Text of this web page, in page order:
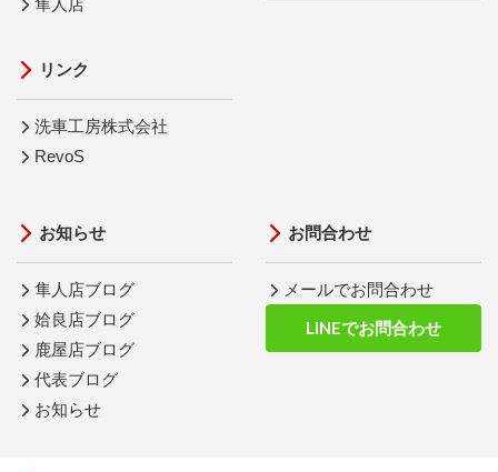
隼人店
リンク
洗車工房株式会社
RevoS
お知らせ
隼人店ブログ
姶良店ブログ
鹿屋店ブログ
代表ブログ
お知らせ
お問合わせ
メールでお問合わせ
LINEでお問合わせ